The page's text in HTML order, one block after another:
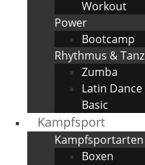
Workout
Power
Bootcamp
Rhythmus & Tanz
Zumba
Latin Dance
Basic
Kampfsport
Kampfsportarten
Boxen